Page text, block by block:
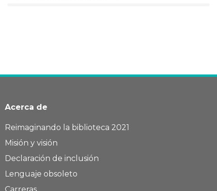
Acerca de
Reimaginando la biblioteca 2021
Misión y visión
Declaración de inclusión
Lenguaje obsoleto